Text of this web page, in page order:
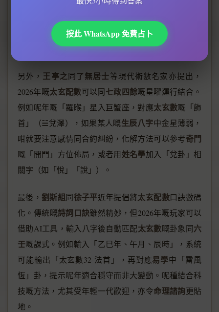
停滯，需要加強五行平衡中嘅木氣（如佩戴綠幽靈或
向東方發展）。
另外， 王亭之同了無居士等現代術數名家亦提出，
2026年嘅太玄配數可以同七政四餘嘅星曜運行結合。
例如呢年嘅「羅睺」星入巨蟹座，對應太玄數嘅「飾
首」（☱兌澤），如果某人嘅生辰八字中金星薄弱，
咁就要注意感情同合約糾紛，化解方法可以參考奇門
嘅「開門」方位佈局，或者用姓名學加入「兌卦」相
關字（如「悅」「說」）。
最後， 劉斯組同徐子平近年提倡將太玄配數口訣數碼
化。傳統嘅詩詞口訣雖然精妙，但2026年嘅玩家可以
借助AI工具，輸入八字後自動匹配太玄數嘅卦象同六
壬嘅課式。例如輸入「乙巳年、午月、辰時」，系統
可能輸出「太玄數32-法首」，再對應易學中「雷風
恆」卦，提示呢年適合穩守而非大變動。呢種結合科
技嘅方法，尤其受年輕一代歡迎，亦令命理諮詢更貼
地。
按此 WhatsApp 免費占卜